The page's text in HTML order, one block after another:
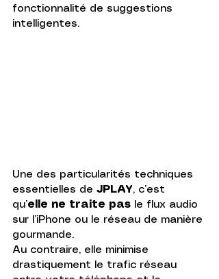
fonctionnalité de suggestions
intelligentes.
Une des particularités techniques
essentielles de JPLAY, c’est
qu’elle ne traite pas le flux audio
sur l’iPhone ou le réseau de manière
gourmande.
Au contraire, elle minimise
drastiquement le trafic réseau